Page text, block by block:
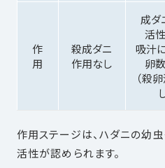
作
用
殺成ダニ
作用なし
成ダ
活
吸汁
卵
（殺
作用ステージは、ハダニの幼
活性が認められます。